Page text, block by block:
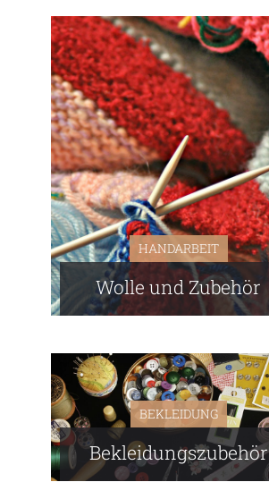
HANDARBEIT
Wolle und Zubehör
BEKLEIDUNG
Bekleidungszubehör